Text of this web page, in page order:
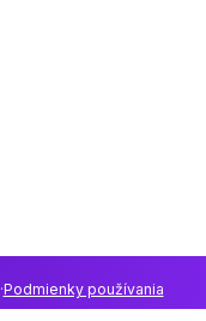
·Podmienky používania